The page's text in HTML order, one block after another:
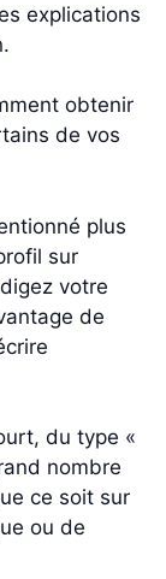
explications
obtenir
de vos
plus
sur
votre
de
du type «
nombre
ce soit sur
ou de